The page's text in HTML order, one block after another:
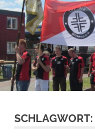
Inhalt
springen
SCHLAGWORT: